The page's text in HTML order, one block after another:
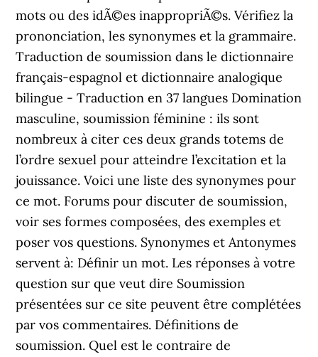
mots ou des idÃ©es inappropriÃ©s. Vérifiez la
prononciation, les synonymes et la grammaire.
Traduction de soumission dans le dictionnaire
français-espagnol et dictionnaire analogique
bilingue - Traduction en 37 langues Domination
masculine, soumission féminine : ils sont
nombreux à citer ces deux grands totems de
l’ordre sexuel pour atteindre l’excitation et la
jouissance. Voici une liste des synonymes pour
ce mot. Forums pour discuter de soumission,
voir ses formes composées, des exemples et
poser vos questions. Synonymes et Antonymes
servent à: Définir un mot. Les réponses à votre
question sur que veut dire Soumission
présentées sur ce site peuvent être complétées
par vos commentaires. Définitions de
soumission. Quel est le contraire de